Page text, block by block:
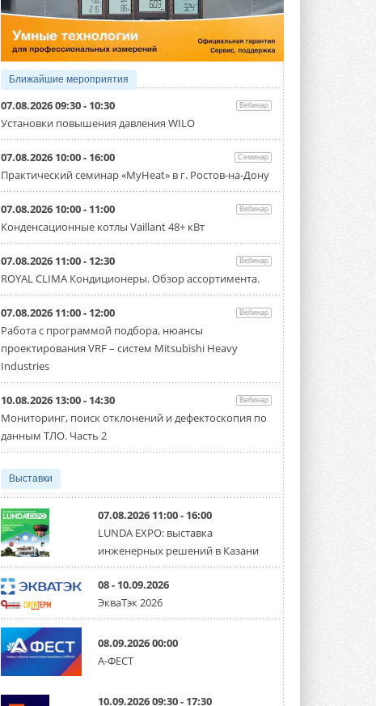
Тепловые насосы в связке с
солнечной генерацией и
накопителем снижают
потребление на 60%
Исследователи из Италии установили ...
4 АВГУСТА 2026
«РУСКЛИМАТ Fest 2026» в Уфе
собрал свыше 700 профи
климатической отрасли
Организатором выступил торгово-
производственный холдинг ...
3 АВГУСТА 2026
«Датарк» испытал модульный
ЦОД с плотностью 54 кВт на
стойку
Испытания прошли на собственной
производственной площадке и были ...
3 АВГУСТА 2026
Samsung выпускает VRF-
систему DVM на R32
Линейка включает семь типоразмеров
производительностью от 22,4 до 56 кВт.
«СиСофт Девелопмент» подвел
итоги конкурса студенческих
проектов «ТИМ-лидеры 2026»
«Русклимат» укрепляет
партнёрство за Уралом
Президент Омского землячества в
Москве Михаил Тимошенко посетил
Омск с трёхдневным рабочим визитом ...
31 ИЮЛЯ 2026
Carrier модернизирует
флагманский чиллер AquaEdge
19XR
Чиллер получил новую версию,
работающую на хладагенте R1234ze ...
31 ИЮЛЯ 2026
Mitsubishi расширяет
Ближайшие мероприятия
07.08.2026 09:30 - 10:30 Вебинар
Установки повышения давления WILO
07.08.2026 10:00 - 16:00 Семинар
Практический семинар «MyHeat» в г. Ростов-на-Дону
07.08.2026 10:00 - 11:00 Вебинар
Конденсационные котлы Vaillant 48+ кВт
07.08.2026 11:00 - 12:30 Вебинар
ROYAL CLIMA Кондиционеры. Обзор ассортимента.
07.08.2026 11:00 - 12:00 Вебинар
Работа с программой подбора, нюансы
проектирования VRF – систем Mitsubishi Heavy
Industries
10.08.2026 13:00 - 14:30 Вебинар
Мониторинг, поиск отклонений и дефектоскопия по
данным ТЛО. Часть 2
Выставки
07.08.2026 11:00 - 16:00
LUNDA EXPO: выставка
инженерных решений в Казани
08 - 10.09.2026
ЭкваТэк 2026
08.09.2026 00:00
А-ФЕСТ
10.09.2026 09:30 - 17:30